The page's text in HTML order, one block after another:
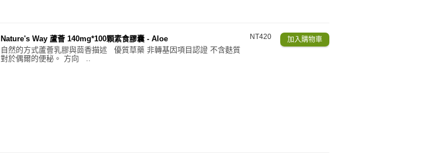
NT420
Nature's Way 蘆薈 140mg*100顆素食膠囊 - Aloe
自然的方式蘆薈乳膠與茴香描述 優質草藥 非轉基因項目認證 不含麩質
對於偶爾的便秘。 方向 ..